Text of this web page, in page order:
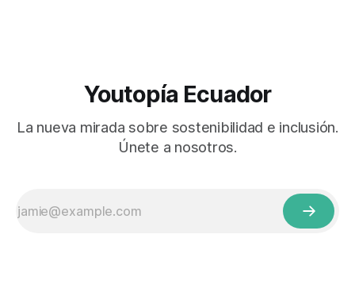
Youtopía Ecuador
La nueva mirada sobre sostenibilidad e inclusión.
Únete a nosotros.